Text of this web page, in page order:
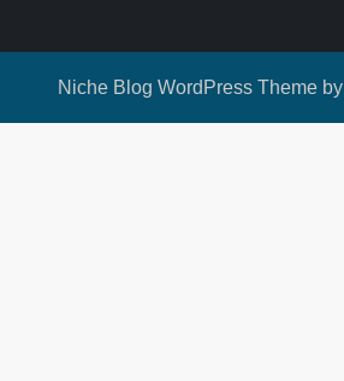
Niche Blog WordPress Theme by